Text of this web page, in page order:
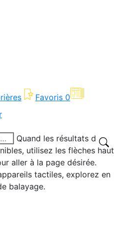
Favoris 0
Quand les résultats de
utilisez les flèches haut
aller à la page désirée.
tactiles, explorez en
balayage.